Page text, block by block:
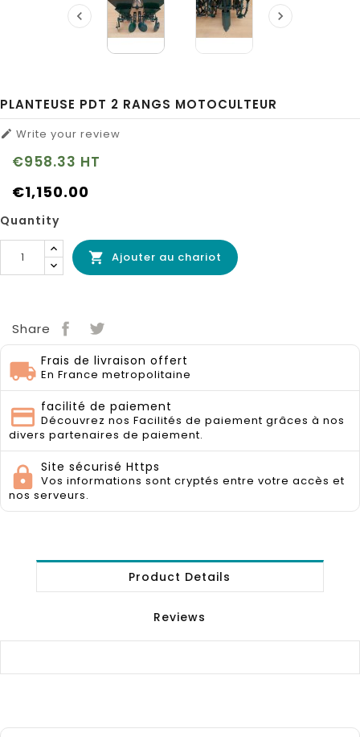
 
PLANTEUSE PDT 2 RANGS MOTOCULTEUR
 Write your review
€958.33 HT
€1,150.00
Quantity
 Ajouter au chariot
Share
Frais de livraison offert
En France metropolitaine
facilité de paiement
Découvrez nos Facilités de paiement grâces à nos
divers partenaires de paiement.
Site sécurisé Https
Vos informations sont cryptés entre votre accès et
nos serveurs.
Product Details
Reviews